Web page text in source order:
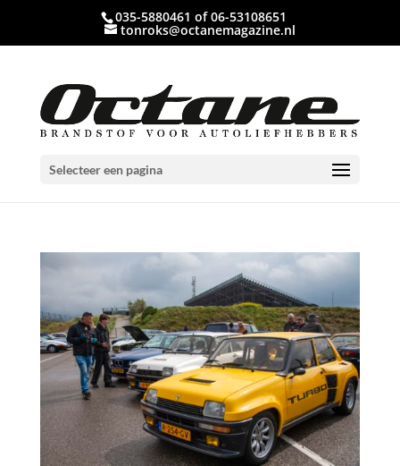
035-5880461 of 06-53108651
tonroks@octanemagazine.nl
Selecteer een pagina